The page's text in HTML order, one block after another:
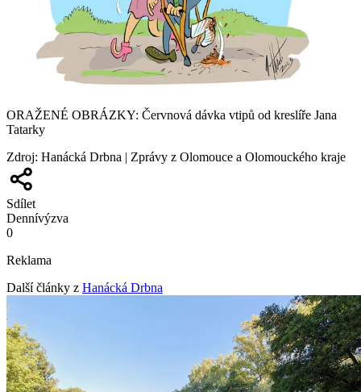
ORAŽENÉ OBRÁZKY: Červnová dávka vtipů od kreslíře Jana
Tatarky
Zdroj: Hanácká Drbna | Zprávy z Olomouce a Olomouckého kraje
Sdílet
Dennívýzva
0
Reklama
Další články z Hanácká Drbna